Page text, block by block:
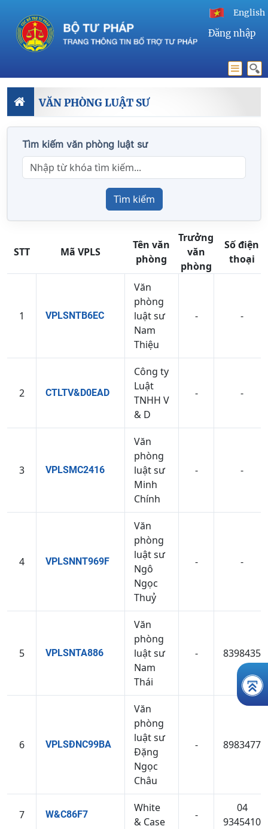
English
Đăng nhập
VĂN PHÒNG LUẬT SƯ
Tìm kiếm văn phòng luật sư
Tìm kiếm
STT Mã VPLS
Tên văn
phòng
Trưởng
văn
phòng
Số điện
thoại
1 VPLSNTB6EC
Văn
phòng
luật sư
Nam
Thiệu
- -
2 CTLTV&D0EAD
Công ty
Luật
TNHH V
& D
- -
3 VPLSMC2416
Văn
phòng
luật sư
Minh
Chính
- -
4 VPLSNNT969F
Văn
phòng
luật sư
Ngô
Ngọc
Thuỷ
- -
5 VPLSNTA886
Văn
phòng
luật sư
Nam
Thái
- 8398435
6 VPLSĐNC99BA
Văn
phòng
luật sư
Đặng
Ngọc
Châu
- 8983477
7 W&C86F7
White
& Case
-
04
9345410